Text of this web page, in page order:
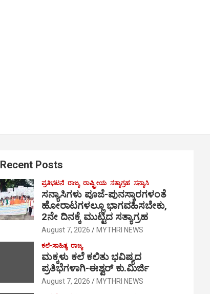
Recent Posts
ಪ್ರತಿಭಟನೆ ರಾಜ್ಯ ರಾಷ್ಟ್ರೀಯ ಸತ್ಯಾಗ್ರಹ ಸನ್ಯಾಸಿ
ಸನ್ಯಾಸಿಗಳು ಪೂಜೆ-ಪುನಸ್ಕಾರಗಳಂತೆ
ಹೋರಾಟಗಳಲ್ಲೂ ಭಾಗವಹಿಸಬೇಕು,
2ನೇ ದಿನಕ್ಕೆ ಮುಟ್ಟಿದ ಸತ್ಯಾಗ್ರಹ
August 7, 2026 MYTHRI NEWS
ಕಲೆ-ಸಾಹಿತ್ಯ ರಾಜ್ಯ
ಮಕ್ಕಳು ಕಲೆ ಕಲಿತು ಭವಿಷ್ಯದ
ಪ್ರತಿಭೆಗಳಾಗಿ-ಈಶ್ವರ್ ಕು.ಮಿರ್ಜಿ
August 7, 2026 MYTHRI NEWS